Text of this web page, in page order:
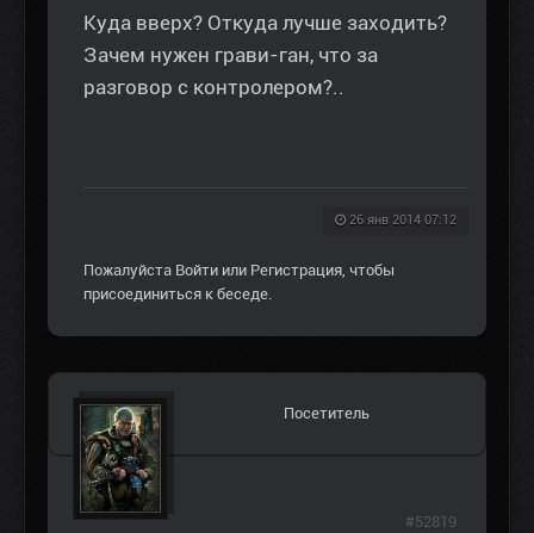
Куда вверх? Откуда лучше заходить?
Зачем нужен грави-ган, что за
разговор с контролером?..
26 янв 2014 07:12
Пожалуйста Войти или Регистрация, чтобы
присоединиться к беседе.
Посетитель
#52819